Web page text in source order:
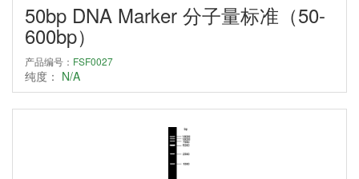
50bp DNA Marker 分子量标准（50-
600bp）
产品编号： FSF0027
纯度： N/A